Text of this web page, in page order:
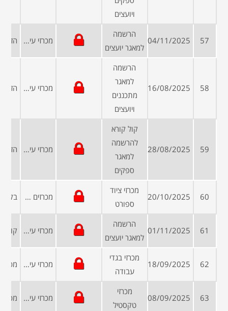
ויועצים
57
04/11/2025
הרשמה
למאגר יועצים
מכרזי עיריות ומועצות
58
16/08/2025
הרשמה
למאגר
מתכננים
ויועצים
מכרזי עיריות ומועצות
59
28/08/2025
קול קורא
להרשמה
למאגר
ספקים
מכרזי עיריות ומועצות
60
20/10/2025
מכרזי ציוד
ספורט
מכרזים פומביים
61
01/11/2025
הרשמה
למאגר יועצים
מכרזי עיריות ומועצות
62
18/09/2025
מכרזי בגדי
עבודה
מכרזי עיריות ומועצות
63
08/09/2025
מכרזי
טקסטיל
מכרזי עיריות ומועצות